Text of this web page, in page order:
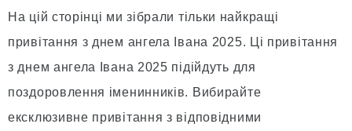
На цій сторінці ми зібрали тільки найкращі
привітання з днем ангела Івана 2025. Ці привітання
з днем ангела Івана 2025 підійдуть для
поздоровлення іменинників. Вибирайте
ексклюзивне привітання з відповідними